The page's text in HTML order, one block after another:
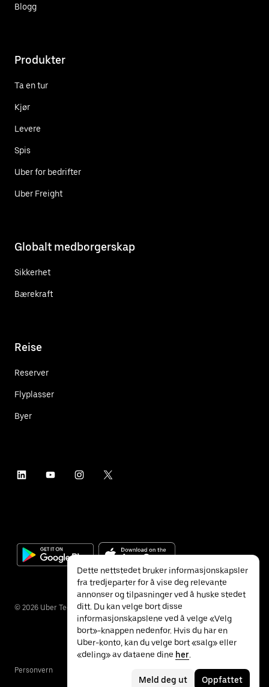
Blogg
Produkter
Ta en tur
Kjør
Levere
Spis
Uber for bedrifter
Uber Freight
Globalt medborgerskap
Sikkerhet
Bærekraft
Reise
Reserver
Flyplasser
Byer
© 2026 Uber Technologies Inc.
Personvern
Dette nettstedet bruker informasjonskapsler
fra tredjeparter for å vise deg relevante
annonser og tilpasninger ved å huske stedet
ditt. Du kan velge bort disse
informasjonskapslene ved å velge «Velg
bort»-knappen nedenfor. Hvis du har en
Uber-konto, kan du velge bort «salg» eller
«deling» av dataene dine her.
Meld deg ut Oppfattet